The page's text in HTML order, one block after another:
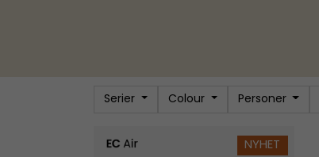
Serier Colour Personer
NYHET